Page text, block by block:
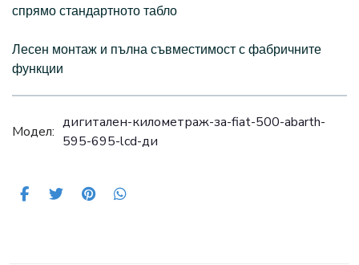
спрямо стандартното табло
Лесен монтаж и пълна съвместимост с фабричните
функции
Модел:
дигитален-километраж-за-fiat-500-abarth-
595-695-lcd-ди